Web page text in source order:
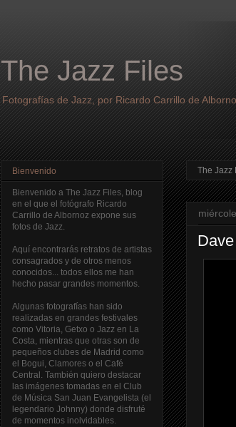
The Jazz Files
Fotografías de Jazz, por Ricardo Carrillo de
The Jazz
Bienvenido
Bienvenido a The Jazz Files, blog
en el que el fotógrafo Ricardo
Carrillo de Albornoz expone sus
fotos de Jazz.
Aquí encontrarás retratos de artistas
consagrados y de otros menos
conocidos... todos ellos me han
hecho pasar grandes momentos.
Algunas fotografías han sido
realizadas en grandes festivales
como Vitoria, Getxo o Jazz en La
Costa, mientras que otras son de
pequeños clubes de Madrid como
el Bogui, Clamores o el Café
Central. También quiero destacar
las imágenes tomadas en el Club
de Música San Juan Evangelista (el
legendario Johnny) donde disfruté
de momentos inolvidables.